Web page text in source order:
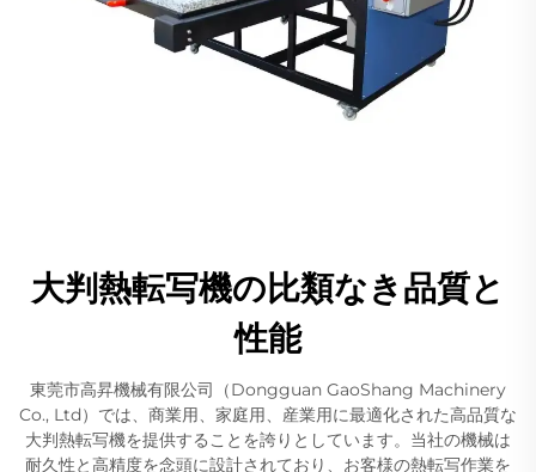
大判熱転写機の比類なき品質と
性能
東莞市高昇機械有限公司（Dongguan GaoShang Machinery
Co., Ltd）では、商業用、家庭用、産業用に最適化された高品質な
大判熱転写機を提供することを誇りとしています。当社の機械は
耐久性と高精度を念頭に設計されており、お客様の熱転写作業を